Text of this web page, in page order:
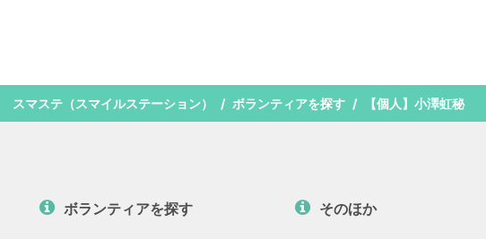
マステ（スマイルステーション） ボランティアを探す 【個人】小澤虹秘
ボランティアを探す そのほか